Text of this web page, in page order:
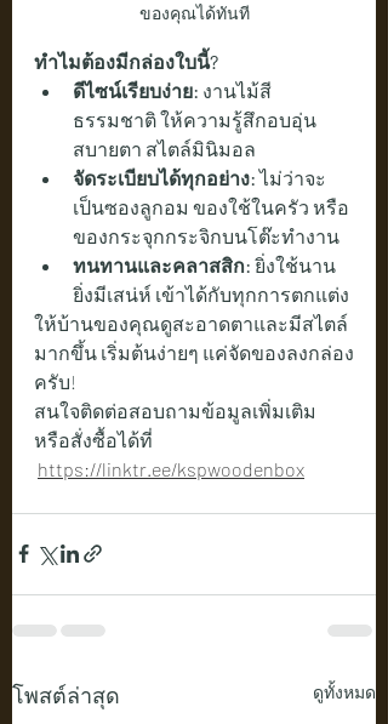
ของคุณได้ทันที
ทำไมต้องมีกล่องใบนี้?
ดีไซน์เรียบง่าย: งานไม้สี
ธรรมชาติ ให้ความรู้สึกอบอุ่น
สบายตา สไตล์มินิมอล
จัดระเบียบได้ทุกอย่าง: ไม่ว่าจะ
เป็นซองลูกอม ของใช้ในครัว หรือ
ของกระจุกกระจิกบนโต๊ะทำงาน
ทนทานและคลาสสิก: ยิ่งใช้นาน
ยิ่งมีเสน่ห์ เข้าได้กับทุกการตกแต่ง
ให้บ้านของคุณดูสะอาดตาและมีสไตล์
มากขึ้น เริ่มต้นง่ายๆ แค่จัดของลงกล่อง
ครับ!
สนใจติดต่อสอบถามข้อมูลเพิ่มเติม
หรือสั่งซื้อได้ที่
https://linktr.ee/kspwoodenbox
โพสต์ล่าสุด ดูทั้งหมด